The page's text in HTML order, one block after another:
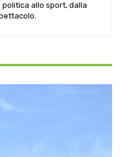
allo sport, dalla